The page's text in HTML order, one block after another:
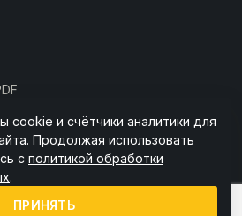
cookie и счётчики аналитики для
Продолжая использовать
с политикой обработки
.
ПРИНЯТЬ